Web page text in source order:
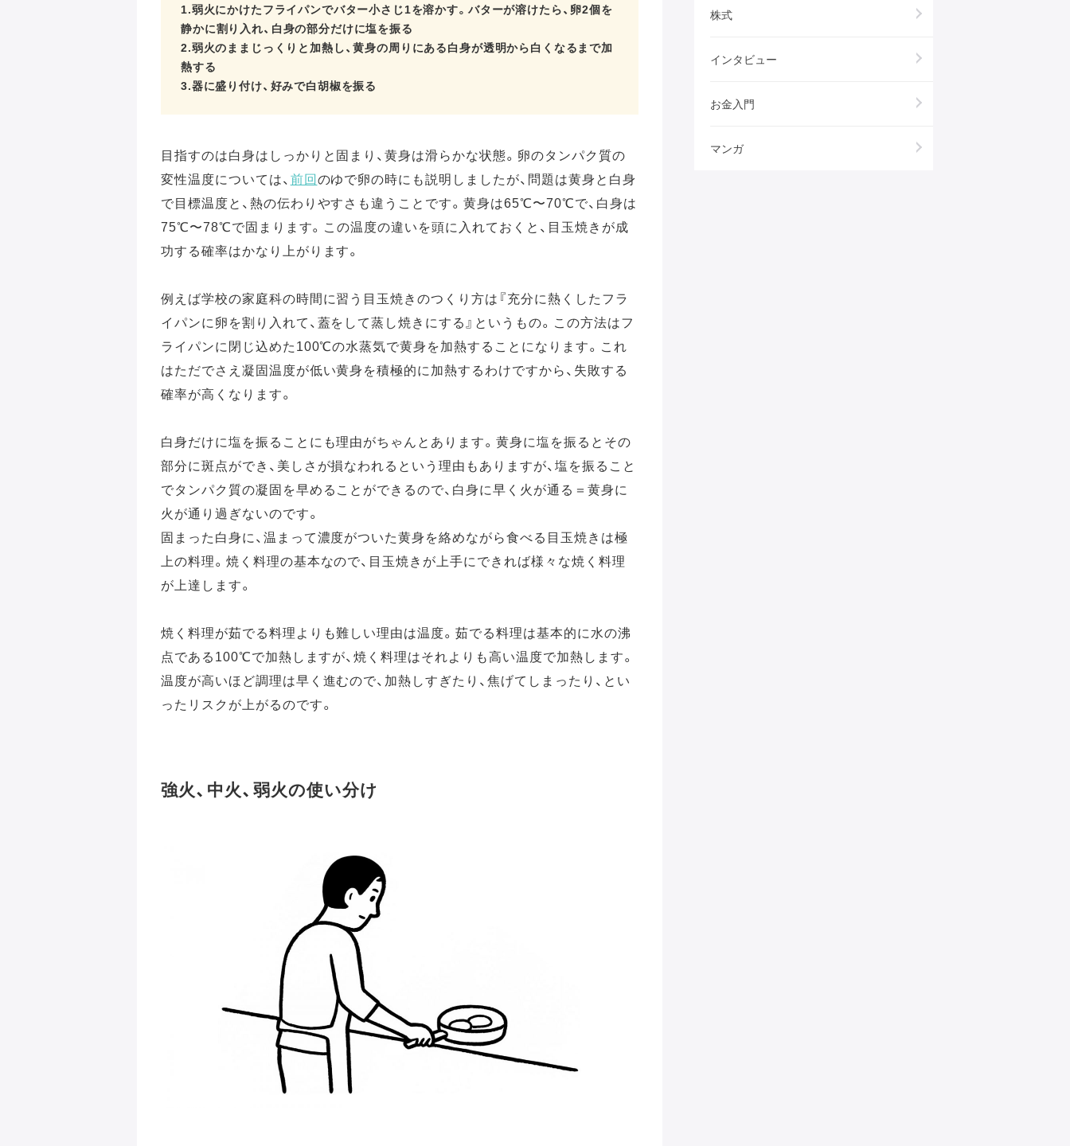
1.弱火にかけたフライパンでバター小さじ1を溶かす。バターが溶けたら、卵2個を
静かに割り入れ、白身の部分だけに塩を振る
2.弱火のままじっくりと加熱し、黄身の周りにある白身が透明から白くなるまで加
熱する
3.器に盛り付け、好みで白胡椒を振る
目指すのは白身はしっかりと固まり、黄身は滑らかな状態。卵のタンパク質の
変性温度については、前回のゆで卵の時にも説明しましたが、問題は黄身と白身
で目標温度と、熱の伝わりやすさも違うことです。黄身は65℃〜70℃で、白身は
75℃〜78℃で固まります。この温度の違いを頭に入れておくと、目玉焼きが成
功する確率はかなり上がります。
例えば学校の家庭科の時間に習う目玉焼きのつくり方は『充分に熱くしたフラ
イパンに卵を割り入れて、蓋をして蒸し焼きにする』というもの。この方法はフ
ライパンに閉じ込めた100℃の水蒸気で黄身を加熱することになります。これ
はただでさえ凝固温度が低い黄身を積極的に加熱するわけですから、失敗する
確率が高くなります。
白身だけに塩を振ることにも理由がちゃんとあります。黄身に塩を振るとその
部分に斑点ができ、美しさが損なわれるという理由もありますが、塩を振ること
でタンパク質の凝固を早めることができるので、白身に早く火が通る＝黄身に
火が通り過ぎないのです。
固まった白身に、温まって濃度がついた黄身を絡めながら食べる目玉焼きは極
上の料理。焼く料理の基本なので、目玉焼きが上手にできれば様々な焼く料理
が上達します。
焼く料理が茹でる料理よりも難しい理由は温度。茹でる料理は基本的に水の沸
点である100℃で加熱しますが、焼く料理はそれよりも高い温度で加熱します。
温度が高いほど調理は早く進むので、加熱しすぎたり、焦げてしまったり、とい
ったリスクが上がるのです。
強火、中火、弱火の使い分け
株式
インタビュー
お金入門
マンガ